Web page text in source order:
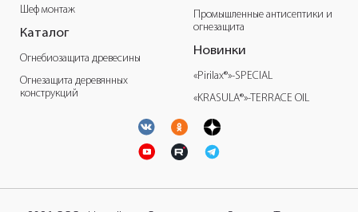
Шеф монтаж
Каталог
Огнебиозащита древесины
Огнезащита деревянных
конструкций
Промышленные антисептики и
огнезащита
Новинки
«Pirilax®»-SPECIAL
«KRASULA®»-TERRACE OIL